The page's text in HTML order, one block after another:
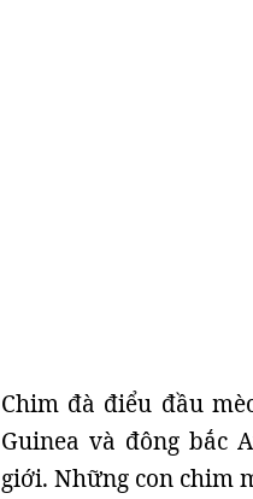
Chim đà điểu đầu
Guinea và đông bắc
giới. Những con chim